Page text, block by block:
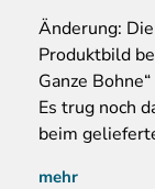
Änderung:
Produktbild
Ganze
Es trug noch
beim
mehr